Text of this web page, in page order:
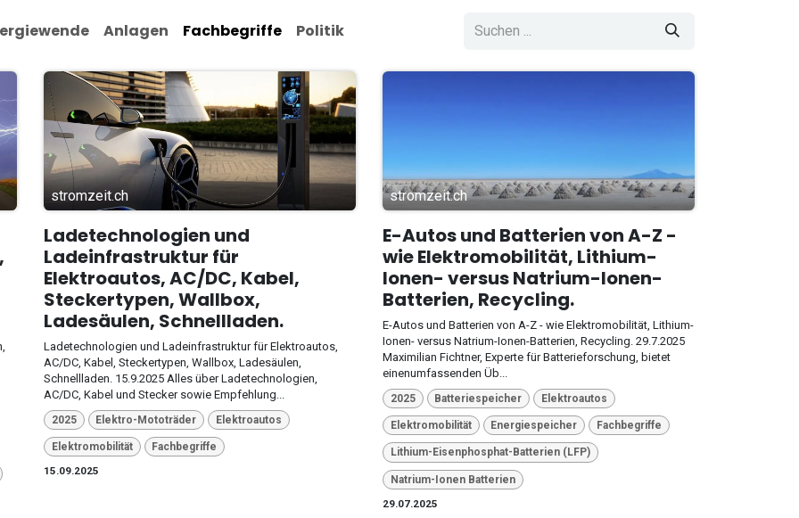
Anlagen Fachbegriffe Politik
stromzeit.ch
Ladetechnologien und
Ladeinfrastruktur für
Elektroautos, AC/DC, Kabel,
Steckertypen, Wallbox,
Ladesäulen, Schnellladen.
Ladetechnologien und Ladeinfrastruktur für Elektroautos,
AC/DC, Kabel, Steckertypen, Wallbox, Ladesäulen,
Schnellladen. 15.9.2025 Alles über Ladetechnologien,
AC/DC, Kabel und Stecker sowie Empfehlung...
2025 Elektro-Mototräder Elektroautos
Elektromobilität
Fachbegriffe
15.09.2025
stromzeit.ch
E-Autos und Batterien von A-Z -
wie Elektromobilität, Lithium-
Ionen- versus Natrium-Ionen-
Batterien, Recycling.
E-Autos und Batterien von A-Z - wie Elektromobilität, Lithium-
Ionen- versus Natrium-Ionen-Batterien, Recycling. 29.7.2025
Maximilian Fichtner, Experte für Batterieforschung, bietet
einenumfassenden Üb...
2025 Batteriespeicher Elektroautos
Elektromobilität Energiespeicher Fachbegriffe
Lithium-Eisenphosphat-Batterien (LFP)
Natrium-Ionen Batterien
29.07.2025